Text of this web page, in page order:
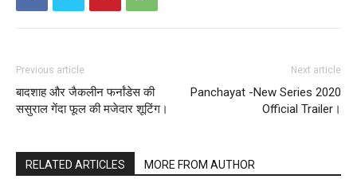
Previous article
बादशाह और जैकलीन फर्नांडेस की
ससुराल गेंदा फूल की मजेदार शूटिंग।
Next article
Panchayat -New Series 2020
Official Trailer।
RELATED ARTICLES MORE FROM AUTHOR